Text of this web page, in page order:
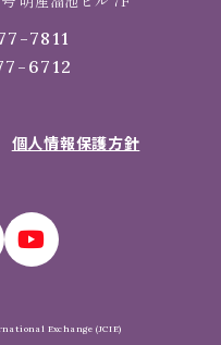
7811
6712
個人情報保護方針
Exchange (JCIE)